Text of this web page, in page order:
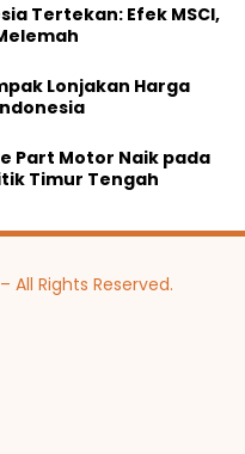
Tertekan: Efek MSCI,
Lonjakan Harga
Part Motor Naik pada
Timur Tengah
All Rights Reserved.